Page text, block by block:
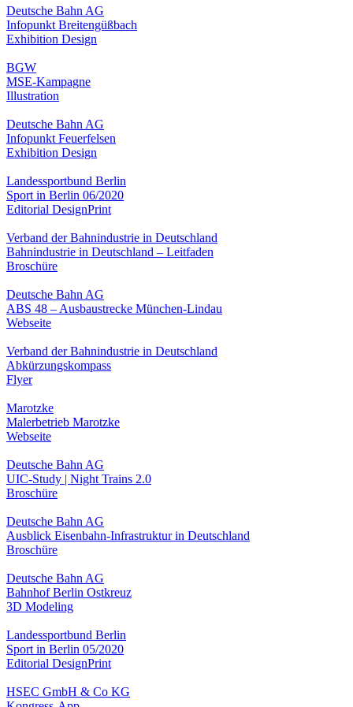
Deutsche Bahn AG
Infopunkt Breitengüßbach
Exhibition Design
BGW
MSE-Kampagne
Illustration
Deutsche Bahn AG
Infopunkt Feuerfelsen
Exhibition Design
Landessportbund Berlin
Sport in Berlin 06/2020
Editorial DesignPrint
Verband der Bahnindustrie in Deutschland
Bahnindustrie in Deutschland – Leitfaden
Broschüre
Deutsche Bahn AG
ABS 48 – Ausbaustrecke München-Lindau
Webseite
Verband der Bahnindustrie in Deutschland
Abkürzungskompass
Flyer
Marotzke
Malerbetrieb Marotzke
Webseite
Deutsche Bahn AG
UIC-Study | Night Trains 2.0
Broschüre
Deutsche Bahn AG
Ausblick Eisenbahn-Infrastruktur in Deutschland
Broschüre
Deutsche Bahn AG
Bahnhof Berlin Ostkreuz
3D Modeling
Landessportbund Berlin
Sport in Berlin 05/2020
Editorial DesignPrint
HSEC GmbH & Co KG